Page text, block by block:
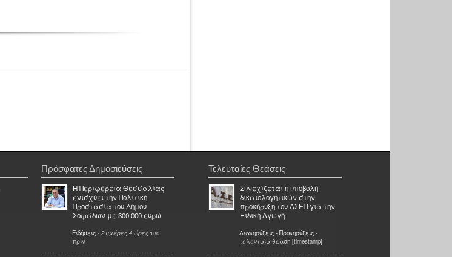
Πρόσφατες Δημοσιεύσεις
Η Περιφέρεια Θεσσαλίας
ενισχύει την Πολιτική
Προστασία του Δήμου
Σοφάδων με 300.000 ευρώ
Ειδήσεις - 2 ημέρες 4 ώρες πιο
πριν
Τελευταίες Θεάσεις
Συνεχίζεται η υποβολή
δικαιολογητικών στην
προκήρυξη του ΑΣΕΠ για την
Ειδική Αγωγή
Διακηρύξεις - Προκηρύξεις -
τελευταία θέαση [timestamp]